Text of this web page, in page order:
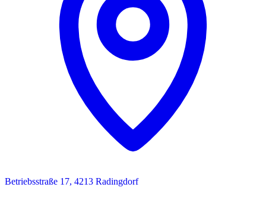
Betriebsstraße 17, 4213 Radingdorf